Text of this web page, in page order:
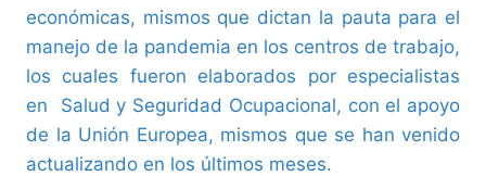
económicas, mismos que dictan la pauta para el
manejo de la pandemia en los centros de trabajo,
los cuales fueron elaborados por especialistas
en Salud y Seguridad Ocupacional, con el apoyo
de la Unión Europea, mismos que se han venido
actualizando en los últimos meses.